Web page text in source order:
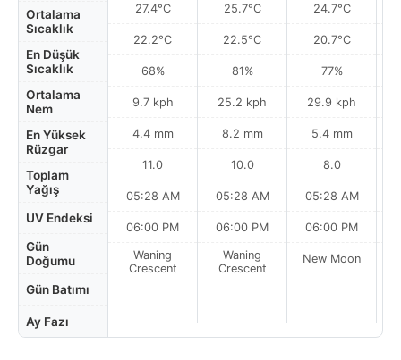
Ortalama
Sıcaklık
En Düşük
Sıcaklık
Ortalama
Nem
En Yüksek
Rüzgar
Toplam
Yağış
UV Endeksi
Gün
Doğumu
Gün Batımı
Ay Fazı
27.4°C
22.2°C
68%
9.7 kph
4.4 mm
11.0
05:28 AM
06:00 PM
Waning
Crescent
25.7°C
22.5°C
81%
25.2 kph
8.2 mm
10.0
05:28 AM
06:00 PM
Waning
Crescent
24.7°C
20.7°C
77%
29.9 kph
5.4 mm
8.0
05:28 AM
06:00 PM
New Moon